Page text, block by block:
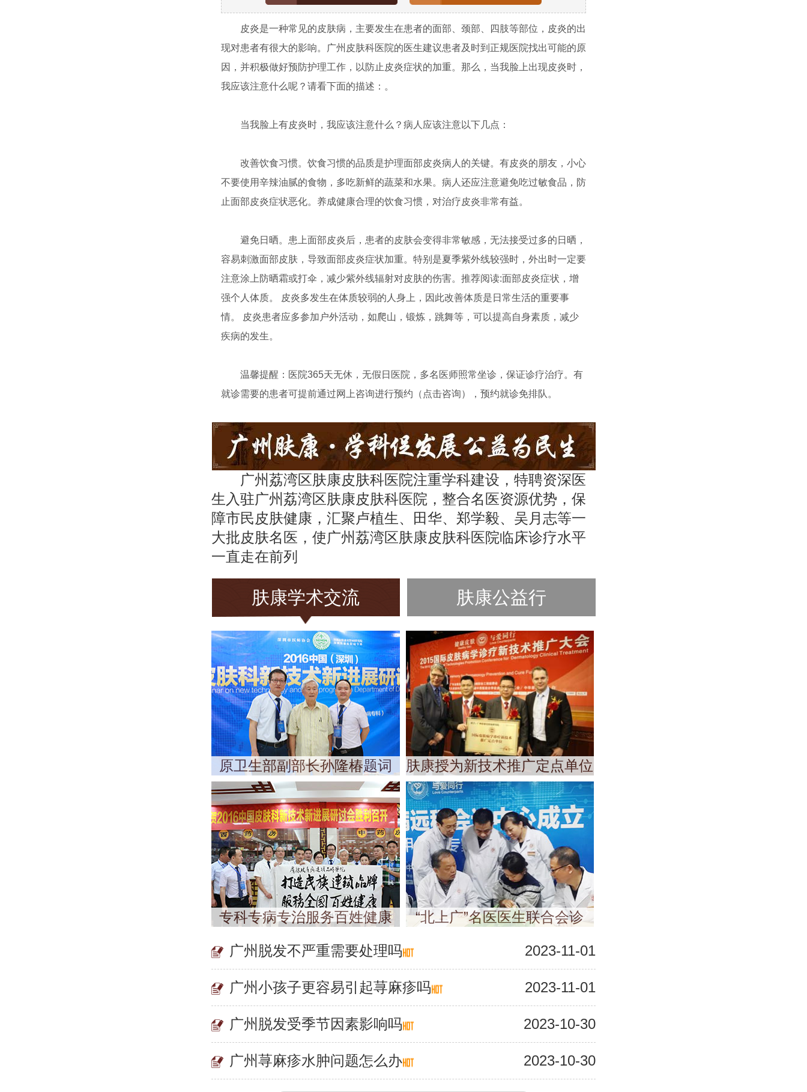
皮炎是一种常见的皮肤病，主要发生在患者的面部、颈部、四肢等部位，皮炎的出
现对患者有很大的影响。广州皮肤科医院的医生建议患者及时到正规医院找出可能的原
因，并积极做好预防护理工作，以防止皮炎症状的加重。那么，当我脸上出现皮炎时，
我应该注意什么呢？请看下面的描述：。
当我脸上有皮炎时，我应该注意什么？病人应该注意以下几点：
改善饮食习惯。饮食习惯的品质是护理面部皮炎病人的关键。有皮炎的朋友，小心
不要使用辛辣油腻的食物，多吃新鲜的蔬菜和水果。病人还应注意避免吃过敏食品，防
止面部皮炎症状恶化。养成健康合理的饮食习惯，对治疗皮炎非常有益。
避免日晒。患上面部皮炎后，患者的皮肤会变得非常敏感，无法接受过多的日晒，
容易刺激面部皮肤，导致面部皮炎症状加重。特别是夏季紫外线较强时，外出时一定要
注意涂上防晒霜或打伞，减少紫外线辐射对皮肤的伤害。推荐阅读:面部皮炎症状，增
强个人体质。 皮炎多发生在体质较弱的人身上，因此改善体质是日常生活的重要事
情。 皮炎患者应多参加户外活动，如爬山，锻炼，跳舞等，可以提高自身素质，减少
疾病的发生。
温馨提醒：医院365天无休，无假日医院，多名医师照常坐诊，保证诊疗治疗。有
就诊需要的患者可提前通过网上咨询进行预约（点击咨询），预约就诊免排队。
广州荔湾区肤康皮肤科医院注重学科建设，特聘资深医
生入驻广州荔湾区肤康皮肤科医院，整合名医资源优势，保
障市民皮肤健康，汇聚卢植生、田华、郑学毅、吴月志等一
大批皮肤名医，使广州荔湾区肤康皮肤科医院临床诊疗水平
一直走在前列
肤康学术交流 肤康公益行
原卫生部副部长孙隆椿题词 肤康授为新技术推广定点单位
专科专病专治服务百姓健康 “北上广”名医医生联合会诊
广州脱发不严重需要处理吗 2023-11-01
广州小孩子更容易引起荨麻疹吗 2023-11-01
广州脱发受季节因素影响吗 2023-10-30
广州荨麻疹水肿问题怎么办 2023-10-30